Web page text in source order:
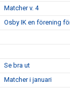
Matcher v. 4
Osby IK en förening
Se bra ut
Matcher i januari